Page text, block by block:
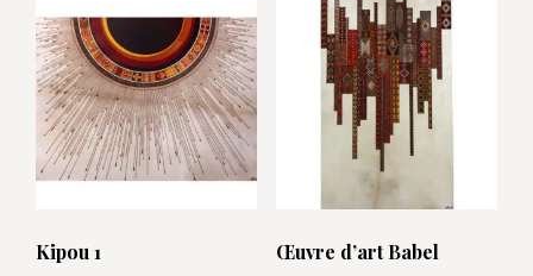
Kipou 1 Œuvre d’art Babel